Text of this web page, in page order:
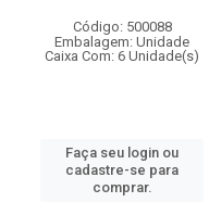
Código: 500088
Embalagem: Unidade
Caixa Com: 6 Unidade(s)
Faça seu login ou
cadastre-se para
comprar.